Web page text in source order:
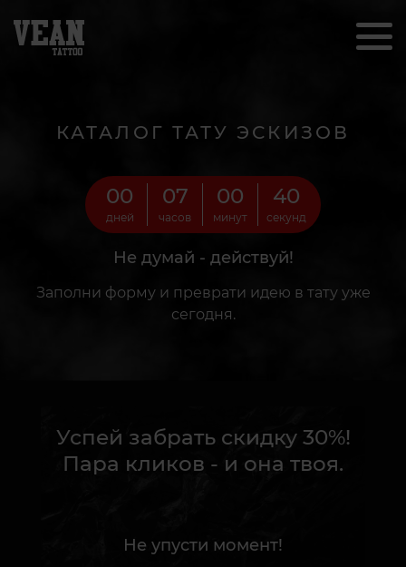
КАТАЛОГ ТАТУ ЭСКИЗОВ
00
дней
07
часов
00
минут
38
секунд
Не думай - действуй!
Заполни форму и преврати идею в тату уже
сегодня.
Успей забрать скидку 30%!
Пара кликов - и она твоя.
Не упусти момент!